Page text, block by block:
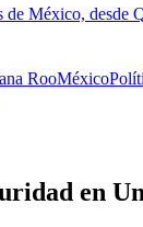
de México, desde
RooMéxico
en